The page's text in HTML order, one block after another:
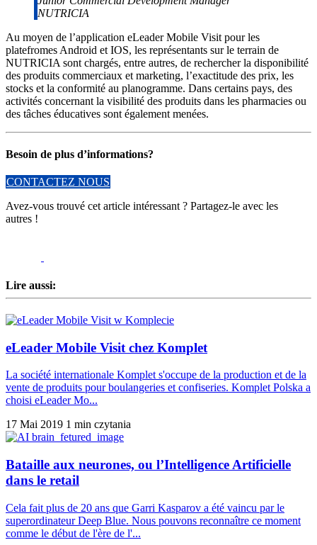
NUTRICIA
Au moyen de l’application eLeader Mobile Visit pour les
platefromes Android et IOS, les représentants sur le terrain de
NUTRICIA sont chargés, entre autres, de rechercher la disponibilité
des produits commerciaux et marketing, l’exactitude des prix, les
stocks et la conformité au planogramme. Dans certains pays, des
activités concernant la visibilité des produits dans les pharmacies ou
des tâches éducatives sont également menées.
Besoin de plus d’informations?
CONTACTEZ NOUS
Avez-vous trouvé cet article intéressant ? Partagez-le avec les
autres !
Lire aussi:
eLeader Mobile Visit chez Komplet
La société internationale Komplet s'occupe de la production et de la
vente de produits pour boulangeries et confiseries. Komplet Polska a
choisi eLeader Mo...
17 Mai 2019 1 min czytania
Bataille aux neurones, ou l’Intelligence Artificielle
dans le retail
Cela fait plus de 20 ans que Garri Kasparov a été vaincu par le
superordinateur Deep Blue. Nous pouvons reconnaître ce moment
comme le début de l'ère de l'...